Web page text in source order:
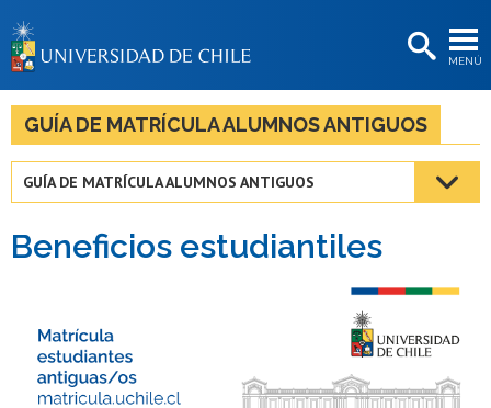
MENÚ
BIBLIOTECAS
LA UNIVERSIDAD
Estudiantes
Académicas/os
GUÍA DE MATRÍCULA ALUMNOS ANTIGUOS
GUÍA DE MATRÍCULA ALUMNOS ANTIGUOS
Beneficios estudiantiles